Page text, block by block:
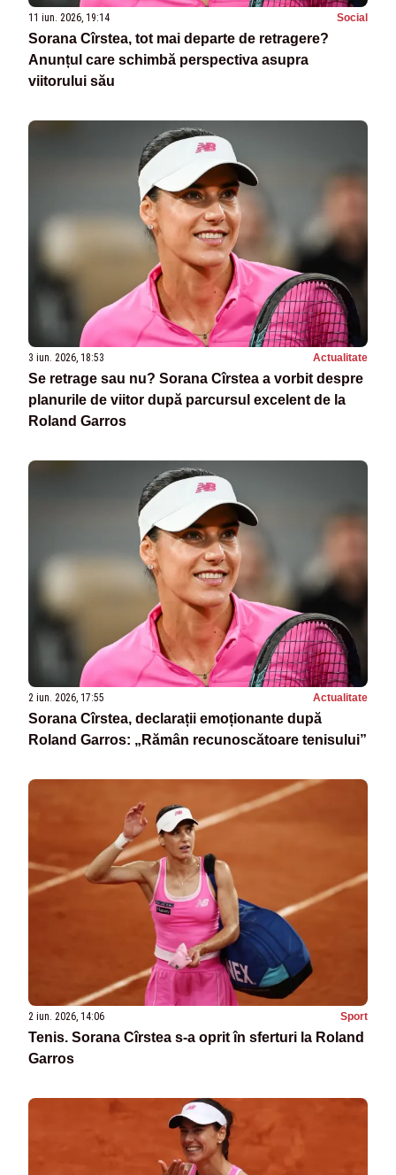
11 iun. 2026, 19:14 Social
Sorana Cîrstea, tot mai departe de retragere?
Anunțul care schimbă perspectiva asupra
viitorului său
3 iun. 2026, 18:53 Actualitate
Se retrage sau nu? Sorana Cîrstea a vorbit despre
planurile de viitor după parcursul excelent de la
Roland Garros
2 iun. 2026, 17:55 Actualitate
Sorana Cîrstea, declarații emoționante după
Roland Garros: „Rămân recunoscătoare tenisului”
2 iun. 2026, 14:06 Sport
Tenis. Sorana Cîrstea s-a oprit în sferturi la Roland
Garros